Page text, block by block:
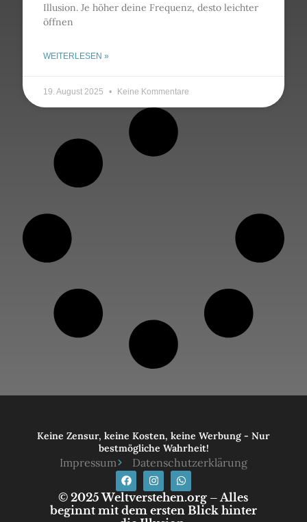
Illusion. Je höher deine Frequenz, desto leichter
öffnen
WEITERLESEN »
19. August 2025 Keine Kommentare
Keine Zensur, keine Kosten, keine Werbung - Nur
bestmögliche Wahrheit!
Impressum Datenschutzerklärung
© 2025 Weltverstehen.org – Alles
beginnt mit dem ersten Blick hinter